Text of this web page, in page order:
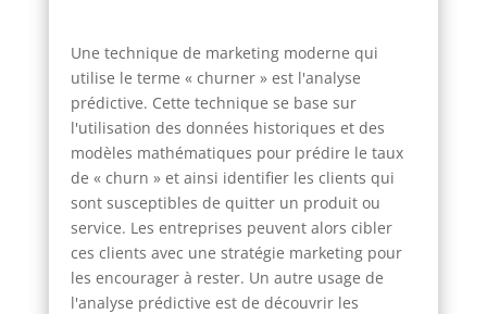
Une technique de marketing moderne qui
utilise le terme « churner » est l'analyse
prédictive. Cette technique se base sur
l'utilisation des données historiques et des
modèles mathématiques pour prédire le taux
de « churn » et ainsi identifier les clients qui
sont susceptibles de quitter un produit ou
service. Les entreprises peuvent alors cibler
ces clients avec une stratégie marketing pour
les encourager à rester. Un autre usage de
l'analyse prédictive est de découvrir les